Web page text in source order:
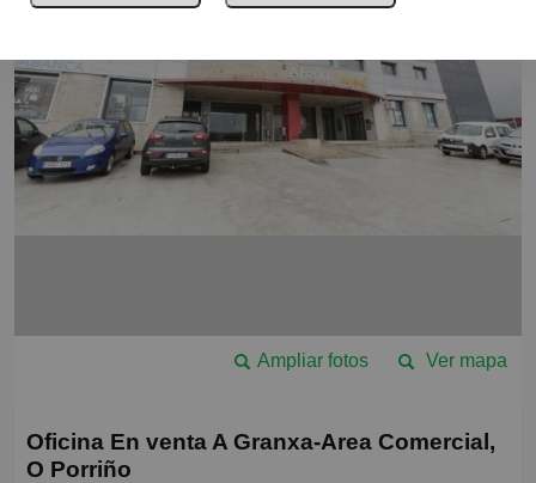
Ver mapa
Ampliar fotos
Oficina En venta A Granxa-Area Comercial,
O Porriño